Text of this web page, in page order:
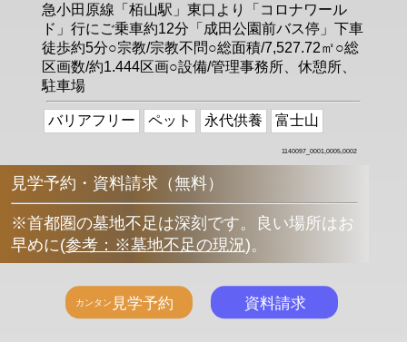
急小田原線「栢山駅」東口より「コロナワール
ド」行にご乗車約12分「成田公園前バス停」下車
徒歩約5分○宗教/宗教不問○総面積/7,527.72㎡○総
区画数/約1.444区画○設備/管理事務所、休憩所、
駐車場
バリアフリー ペット 永代供養 富士山
1140097_0001,0005,0002
見学予約・資料請求（無料）
※首都圏の墓地不足は深刻です。良い場所はお
早めに(参考：※墓地不足の現況)。